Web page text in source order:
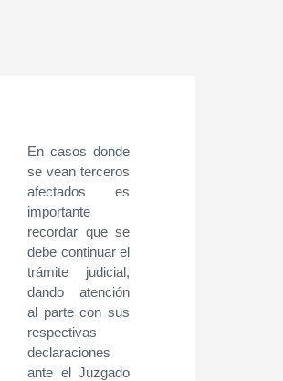
En casos donde
se vean terceros
afectados es
importante
recordar que se
debe continuar el
trámite judicial,
dando atención
al parte con sus
respectivas
declaraciones
ante el Juzgado